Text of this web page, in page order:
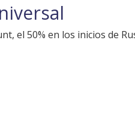
el 50% en los inicios de